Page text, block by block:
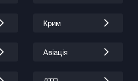
Крим
Авіація